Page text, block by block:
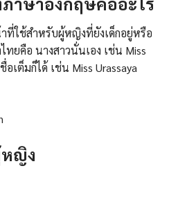
ที่ใช้สำหรับผู้หญิงที่ยังเด็กอยู่หรือ
ยคือ นางสาวนั่นเอง เช่น Miss
เต็มก็ได้ เช่น Miss Urassaya
ญิง